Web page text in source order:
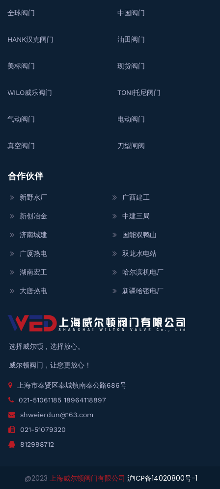
全球阀门 中国阀门
HANK汉克阀门 油田阀门
美标阀门 现货阀门
WILO威乐阀门 TONI托尼阀门
气动阀门 电动阀门
真空阀门 刀型闸阀
合作伙伴
新野水厂
新创冶金
济南城建
广厦热电
湖南宏工
大唐热电
广西建工
中建三局
国能双鸭山
双龙水电站
哈尔滨机电厂
新疆哈密电厂
选择威尔顿，选择放心。
威尔顿阀门，让您更放心！
上海市奉贤区奉城镇南奉公路686号
021-51061185 18964118897
shweierdun@163.com
021-51079320
812998712
@2023 上海威尔顿阀门有限公司 沪ICP备14020800号-1